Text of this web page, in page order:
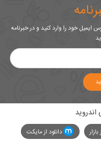
خود را وارد کنید و در خبرنامه
اندروید
دانلود از مایکت